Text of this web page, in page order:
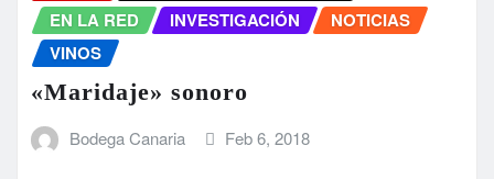
EN LA RED
INVESTIGACIÓN
NOTICIAS
VINOS
«Maridaje» sonoro
Bodega Canaria Feb 6, 2018